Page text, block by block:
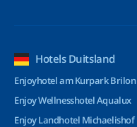
Hotels Duitsland
Enjoyhotel am Kurpark Brilon
Enjoy Wellnesshotel Aqualux
Enjoy Landhotel Michaelishof